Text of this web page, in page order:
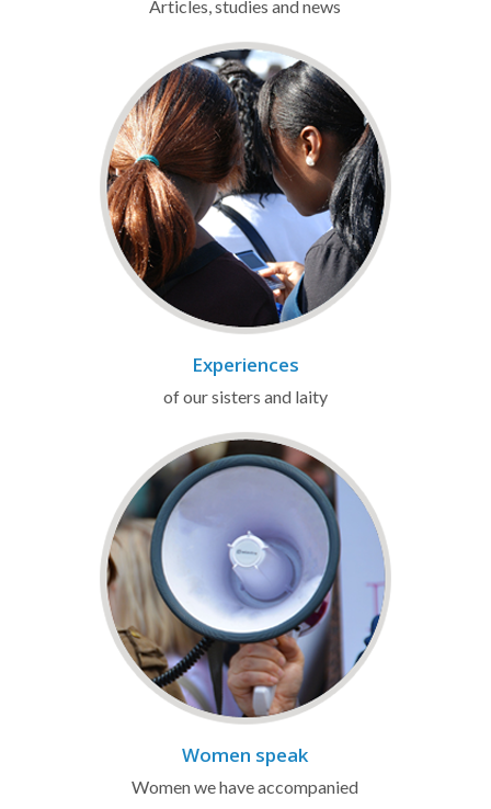
Articles, studies and news
Experiences
of our sisters and laity
Women speak
Women we have accompanied